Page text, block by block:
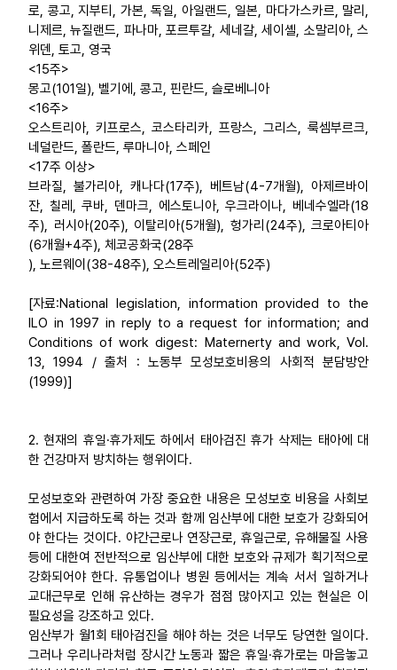
로, 콩고, 지부티, 가본, 독일, 아일랜드, 일본, 마다가스카르, 말리,
니제르, 뉴질랜드, 파나마, 포르투갈, 세네갈, 세이셸, 소말리아, 스
위덴, 토고, 영국
<15주>
몽고(101일), 벨기에, 콩고, 핀란드, 슬로베니아
<16주>
오스트리아, 키프로스, 코스타리카, 프랑스, 그리스, 룩셈부르크,
네덜란드, 폴란드, 루마니아, 스페인
<17주 이상>
브라질, 불가리아, 캐나다(17주), 베트남(4-7개월), 아제르바이
잔, 칠레, 쿠바, 덴마크, 에스토니아, 우크라이나, 베네수엘라(18
주), 러시아(20주), 이탈리아(5개월), 헝가리(24주), 크로아티아
(6개월+4주), 체코공화국(28주
), 노르웨이(38-48주), 오스트레일리아(52주)
[자료:National legislation, information provided to the
ILO in 1997 in reply to a request for information; and
Conditions of work digest: Maternerty and work, Vol.
13, 1994 / 출처 : 노동부 모성보호비용의 사회적 분담방안
(1999)]
2. 현재의 휴일·휴가제도 하에서 태아검진 휴가 삭제는 태아에 대
한 건강마저 방치하는 행위이다.
모성보호와 관련하여 가장 중요한 내용은 모성보호 비용을 사회보
험에서 지급하도록 하는 것과 함께 임산부에 대한 보호가 강화되어
야 한다는 것이다. 야간근로나 연장근로, 휴일근로, 유해물질 사용
등에 대한여 전반적으로 임산부에 대한 보호와 규제가 획기적으로
강화되어야 한다. 유통업이나 병원 등에서는 계속 서서 일하거나
교대근무로 인해 유산하는 경우가 점점 많아지고 있는 현실은 이
필요성을 강조하고 있다.
임산부가 월1회 태아검진을 해야 하는 것은 너무도 당연한 일이다.
그러나 우리나라처럼 장시간 노동과 짧은 휴일·휴가로는 마음놓고